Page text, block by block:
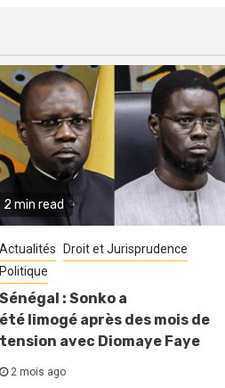
2 min read
Actualités
Droit et Jurisprudence
Politique
Sénégal : Sonko a
été limogé après des mois de
tension avec Diomaye Faye
2 mois ago